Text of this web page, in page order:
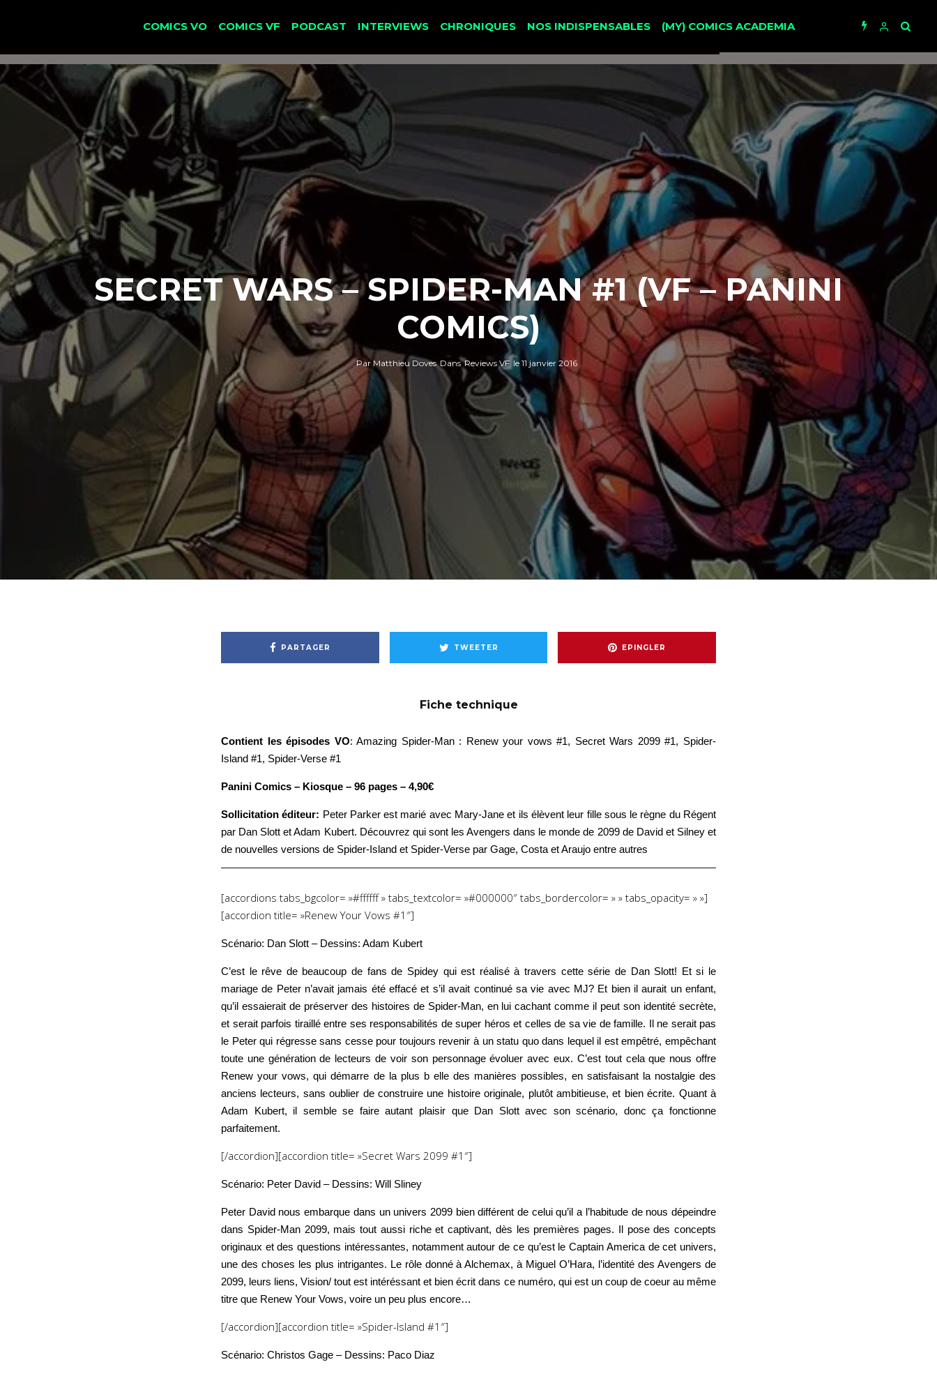
COMICS VO COMICS VF PODCAST INTERVIEWS CHRONIQUES NOS INDISPENSABLES (MY) COMICS ACADEMIA
SECRET WARS – SPIDER-MAN #1 (VF – PANINI
COMICS)
Par Matthieu Doves DansReviews VF le 11 janvier 2016
PARTAGER TWEETER EPINGLER
Fiche technique
Contient les épisodes VO:Amazing Spider-Man : Renew your vows #1, Secret Wars 2099 #1, Spider-
Island #1, Spider-Verse #1
Panini Comics – Kiosque – 96 pages – 4,90€
Sollicitation éditeur: Peter Parker est marié avec Mary-Jane et ils élèvent leur fille sous le règne du Régent
par Dan Slott et Adam Kubert. Découvrez qui sont les Avengers dans le monde de 2099 de David et Silney et
de nouvelles versions de Spider-Island et Spider-Verse par Gage, Costa et Araujo entre autres
[accordions tabs_bgcolor= »#ffffff » tabs_textcolor= »#000000″ tabs_bordercolor= » » tabs_opacity= » »]
[accordion title= »Renew Your Vows #1″]
Scénario: Dan Slott – Dessins: Adam Kubert
C’est le rêve de beaucoup de fans de Spidey qui est réalisé à travers cette série de Dan Slott! Et si le
mariage de Peter n’avait jamais été effacé et s’il avait continué sa vie avec MJ? Et bien il aurait un enfant,
qu’il essaierait de préserver des histoires de Spider-Man, en lui cachant comme il peut son identité secrète,
et serait parfois tiraillé entre ses responsabilités de super héros et celles de sa vie de famille. Il ne serait pas
le Peter qui régresse sans cesse pour toujours revenir à un statu quo dans lequel il est empêtré, empêchant
toute une génération de lecteurs de voir son personnage évoluer avec eux. C’est tout cela que nous offre
Renew your vows, qui démarre de la plus b elle des manières possibles, en satisfaisant la nostalgie des
anciens lecteurs, sans oublier de construire une histoire originale, plutôt ambitieuse, et bien écrite. Quant à
Adam Kubert, il semble se faire autant plaisir que Dan Slott avec son scénario, donc ça fonctionne
parfaitement.
[/accordion][accordion title= »Secret Wars 2099 #1″]
Scénario: Peter David – Dessins: Will Sliney
Peter David nous embarque dans un univers 2099 bien différent de celui qu’il a l’habitude de nous dépeindre
dans Spider-Man 2099, mais tout aussi riche et captivant, dès les premières pages. Il pose des concepts
originaux et des questions intéressantes, notamment autour de ce qu’est le Captain America de cet univers,
une des choses les plus intrigantes. Le rôle donné à Alchemax, à Miguel O’Hara, l’identité des Avengers de
2099, leurs liens, Vision/ tout est intéréssant et bien écrit dans ce numéro, qui est un coup de coeur au même
titre que Renew Your Vows, voire un peu plus encore…
[/accordion][accordion title= »Spider-Island #1″]
Scénario: Christos Gage – Dessins: Paco Diaz